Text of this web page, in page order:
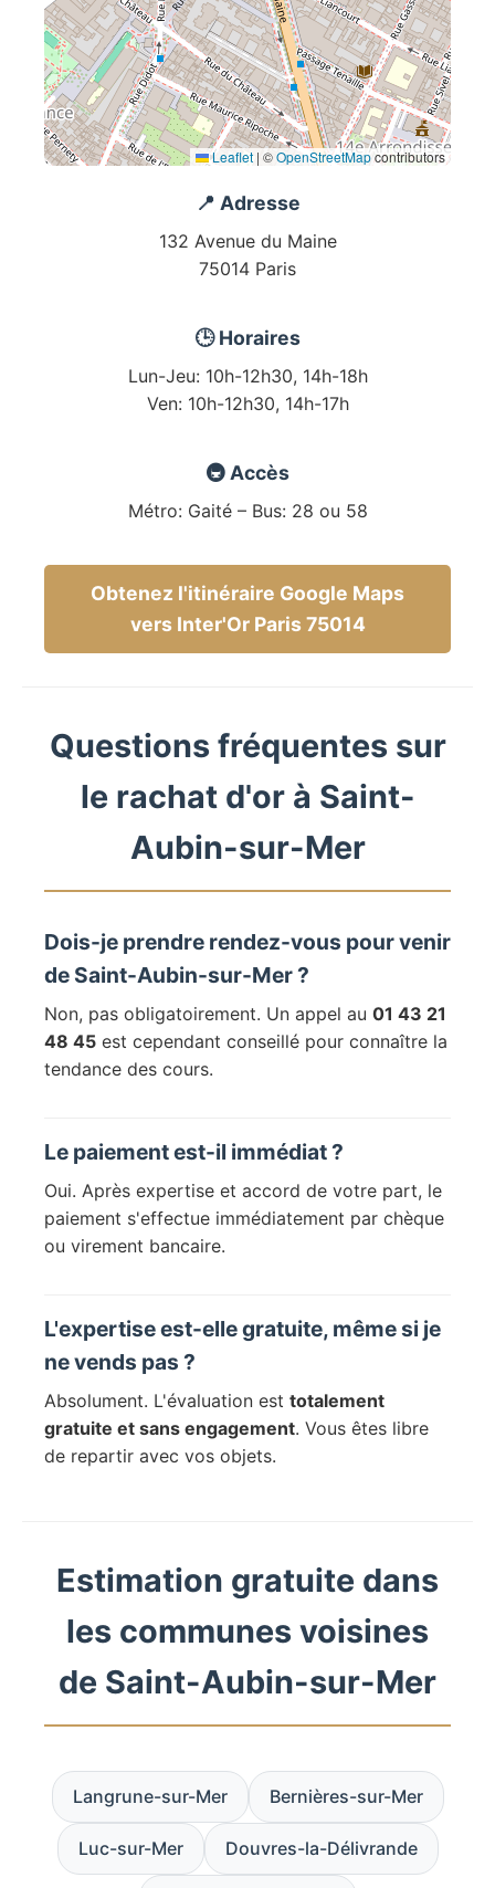
Leaflet | ©OpenStreetMapcontributors
📍 Adresse
132 Avenue du Maine
75014 Paris
🕒 Horaires
Lun-Jeu: 10h-12h30, 14h-18h
Ven: 10h-12h30, 14h-17h
🚇 Accès
Métro: Gaité – Bus: 28 ou 58
Obtenez l'itinéraire Google Maps
vers Inter'Or Paris 75014
Questions fréquentes sur
le rachat d'or à Saint-
Aubin-sur-Mer
Dois-je prendre rendez-vous pour venir
de Saint-Aubin-sur-Mer ?
Non, pas obligatoirement. Un appel au 01 43 21
48 45 est cependant conseillé pour connaître la
tendance des cours.
Le paiement est-il immédiat ?
Oui. Après expertise et accord de votre part, le
paiement s'effectue immédiatement par chèque
ou virement bancaire.
L'expertise est-elle gratuite, même si je
ne vends pas ?
Absolument. L'évaluation est totalement
gratuite et sans engagement. Vous êtes libre
de repartir avec vos objets.
Estimation gratuite dans
les communes voisines
de Saint-Aubin-sur-Mer
Langrune-sur-Mer Bernières-sur-Mer
Luc-sur-Mer Douvres-la-Délivrande